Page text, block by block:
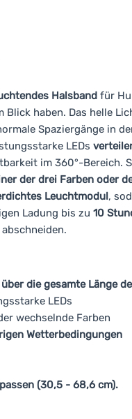
Halsband für
Blick haben. Das helle
Spaziergänge in
LEDs
im 360°-Bereich.
der drei Farben oder
Leuchtmodul,
Ladung bis zu 10
die gesamte Länge
LEDs
wechselnde Farben
Wetterbedingungen
(30,5 - 68,6 cm).